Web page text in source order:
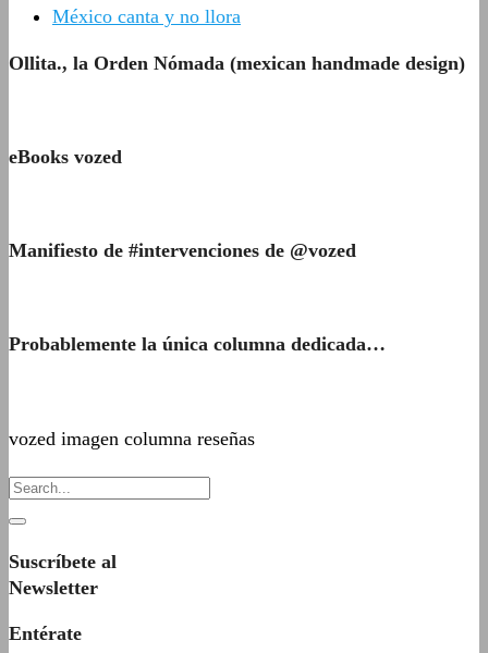
México canta y no llora
Ollita., la Orden Nómada (mexican handmade design)
eBooks vozed
Manifiesto de #intervenciones de @vozed
Probablemente la única columna dedicada…
vozed imagen columna reseñas
Suscríbete al
Newsletter
Entérate